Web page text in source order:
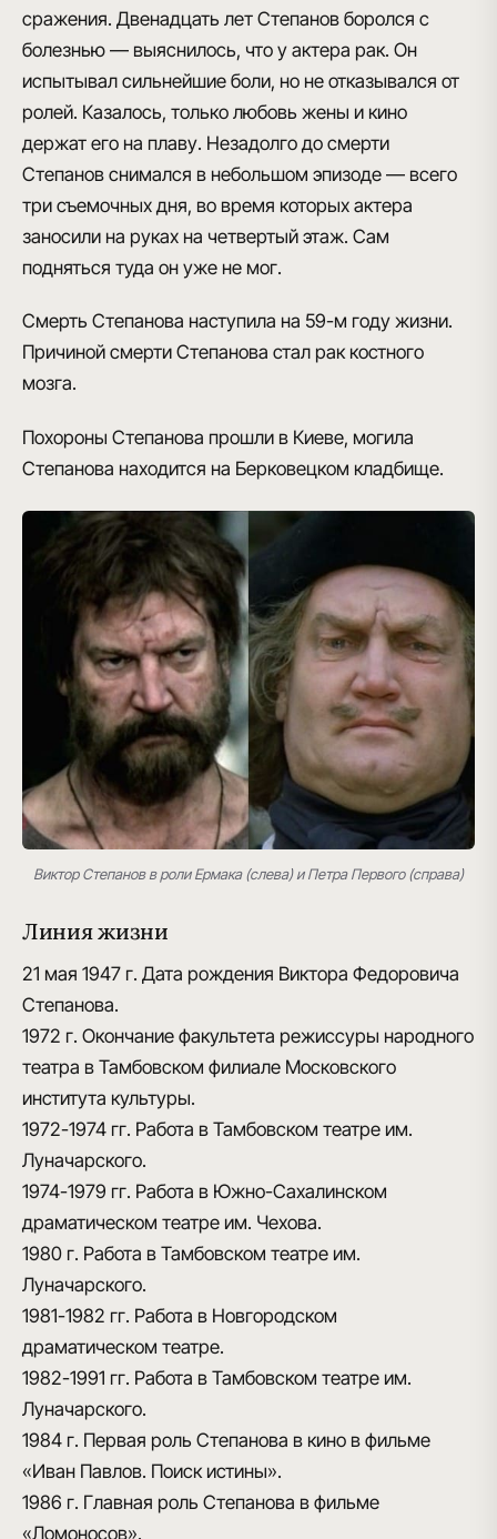
сражения. Двенадцать лет Степанов боролся с
болезнью — выяснилось, что у актера рак. Он
испытывал сильнейшие боли, но не отказывался от
ролей. Казалось, только любовь жены и кино
держат его на плаву. Незадолго до смерти
Степанов снимался в небольшом эпизоде — всего
три съемочных дня, во время которых актера
заносили на руках на четвертый этаж. Сам
подняться туда он уже не мог.
Смерть Степанова наступила на 59-м году жизни.
Причиной смерти Степанова стал рак костного
мозга.
Похороны Степанова прошли в Киеве, могила
Степанова находится на Берковецком кладбище.
Виктор Степанов в роли Ермака (слева) и Петра Первого (справа)
Линия жизни
21 мая 1947 г. Дата рождения Виктора Федоровича
Степанова.
1972 г. Окончание факультета режиссуры народного
театра в Тамбовском филиале Московского
института культуры.
1972-1974 гг. Работа в Тамбовском театре им.
Луначарского.
1974-1979 гг. Работа в Южно-Сахалинском
драматическом театре им. Чехова.
1980 г. Работа в Тамбовском театре им.
Луначарского.
1981-1982 гг. Работа в Новгородском
драматическом театре.
1982-1991 гг. Работа в Тамбовском театре им.
Луначарского.
1984 г. Первая роль Степанова в кино в фильме
«Иван Павлов. Поиск истины».
1986 г. Главная роль Степанова в фильме
«Ломоносов».